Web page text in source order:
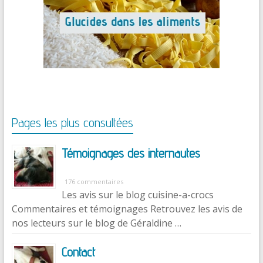
Pages les plus consultées
Témoignages des internautes
176 commentaires
Les avis sur le blog cuisine-a-crocs
Commentaires et témoignages Retrouvez les avis de
nos lecteurs sur le blog de Géraldine …
Contact